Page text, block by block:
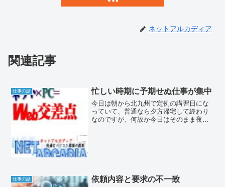
ネットアルカディア
関連記事
仕事の話 忙しい時期に予期せぬ仕事が集中
今日は朝から北九州で定例の講習日にな
っていて、普通なら夕方帰宅して終わり
なのですが、何故か今日はそのまま夜ま
仕事の話 依頼内容と要求の不一致